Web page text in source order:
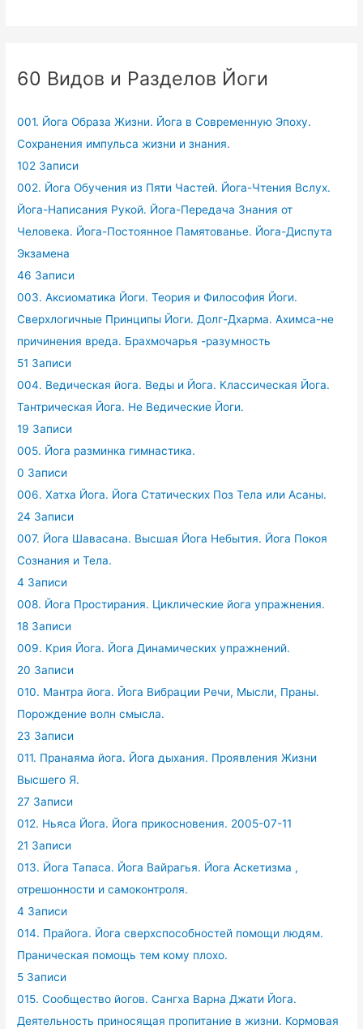
60 Видов и Разделов Йоги
001. Йога Образа Жизни. Йога в Современную Эпоху.
Сохранения импульса жизни и знания.
102 Записи
002. Йога Обучения из Пяти Частей. Йога-Чтения Вслух.
Йога-Написания Рукой. Йога-Передача Знания от
Человека. Йога-Постоянное Памятованье. Йога-Диспута
Экзамена
46 Записи
003. Аксиоматика Йоги. Теория и Философия Йоги.
Сверхлогичные Принципы Йоги. Долг-Дхарма. Ахимса-не
причинения вреда. Брахмочарья -разумность
51 Записи
004. Ведическая йога. Веды и Йога. Классическая Йога.
Тантрическая Йога. Не Ведические Йоги.
19 Записи
005. Йога разминка гимнастика.
0 Записи
006. Хатха Йога. Йога Статических Поз Тела или Асаны.
24 Записи
007. Йога Шавасана. Высшая Йога Небытия. Йога Покоя
Сознания и Тела.
4 Записи
008. Йога Простирания. Циклические йога упражнения.
18 Записи
009. Крия Йога. Йога Динамических упражнений.
20 Записи
010. Мантра йога. Йога Вибрации Речи, Мысли, Праны.
Порождение волн смысла.
23 Записи
011. Пранаяма йога. Йога дыхания. Проявления Жизни
Высшего Я.
27 Записи
012. Ньяса Йога. Йога прикосновения. 2005-07-11
21 Записи
013. Йога Тапаса. Йога Вайрагья. Йога Аскетизма ,
отрешонности и самоконтроля.
4 Записи
014. Прайога. Йога сверхспособностей помощи людям.
Праническая помощь тем кому плохо.
5 Записи
015. Сообщество йогов. Сангха Варна Джати Йога.
Деятельность приносящая пропитание в жизни. Кормовая